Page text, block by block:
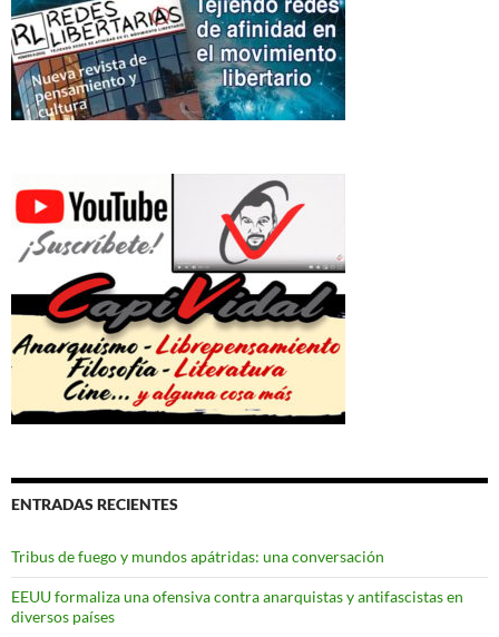
ENTRADAS RECIENTES
Tribus de fuego y mundos apátridas: una conversación
EEUU formaliza una ofensiva contra anarquistas y antifascistas en
diversos países